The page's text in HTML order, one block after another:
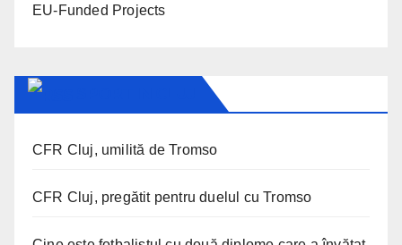
EU-Funded Projects
CFR Cluj, umilită de Tromso
CFR Cluj, pregătit pentru duelul cu Tromso